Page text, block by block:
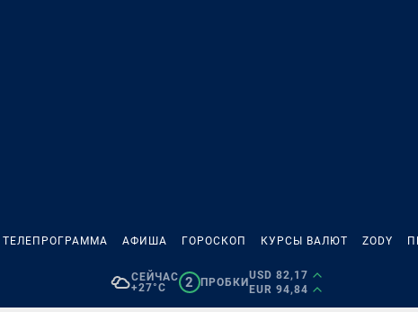
ТЕЛЕПРОГРАММА АФИША ГОРОСКОП КУРСЫ ВАЛЮТ ZODY
СЕЙЧАС
+27°C
2 ПРОБКИ
USD 82,17
EUR 94,84